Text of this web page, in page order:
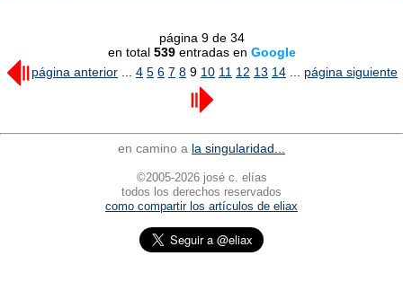
página 9 de 34
en total 539entradas en Google
página anterior
4 5 6 7 8 9 10 11 12 13 14 página siguiente
en camino a la singularidad...
©2005-2026 josé c. elías
todos los derechos reservados
como compartir los artículos de eliax